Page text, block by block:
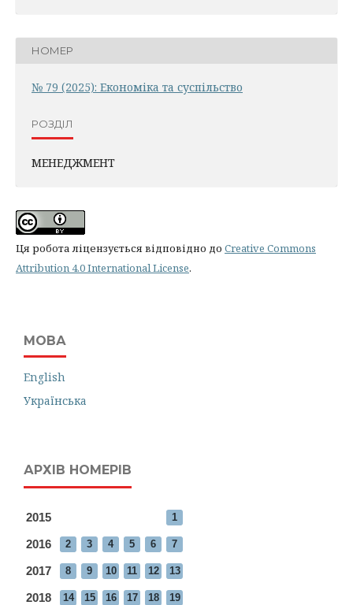
НОМЕР
№ 79 (2025): Економіка та суспільство
РОЗДІЛ
МЕНЕДЖМЕНТ
Ця робота ліцензується відповідно до Creative Commons
Attribution 4.0 International License.
МОВА
English
Українська
АРХІВ НОМЕРІВ
2015 1
2016 2 3 4 5 6 7
2017 8 9 10 11 12 13
2018 14 15 16 17 18 19